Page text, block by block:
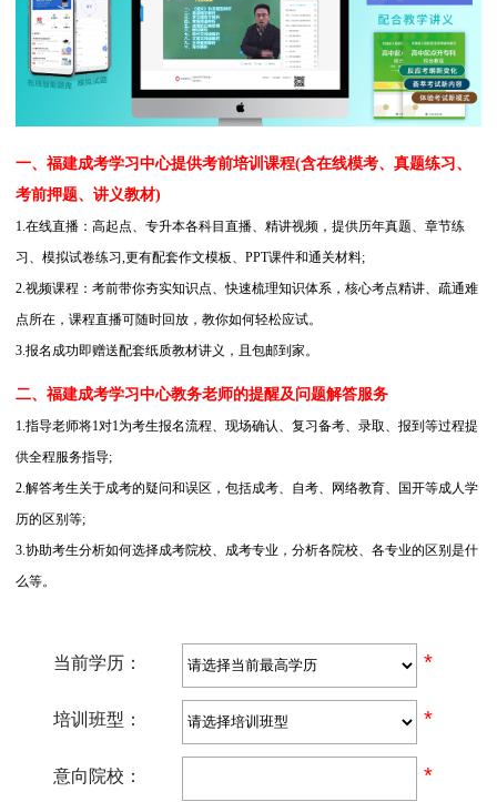
一、福建成考学习中心提供考前培训课程(含在线模考、真题练习、
考前押题、讲义教材)
1.在线直播：高起点、专升本各科目直播、精讲视频，提供历年真题、章节练
习、模拟试卷练习,更有配套作文模板、PPT课件和通关材料;
2.视频课程：考前带你夯实知识点、快速梳理知识体系，核心考点精讲、疏通难
点所在，课程直播可随时回放，教你如何轻松应试。
3.报名成功即赠送配套纸质教材讲义，且包邮到家。
二、福建成考学习中心教务老师的提醒及问题解答服务
1.指导老师将1对1为考生报名流程、现场确认、复习备考、录取、报到等过程提
供全程服务指导;
2.解答考生关于成考的疑问和误区，包括成考、自考、网络教育、国开等成人学
历的区别等;
3.协助考生分析如何选择成考院校、成考专业，分析各院校、各专业的区别是什
么等。